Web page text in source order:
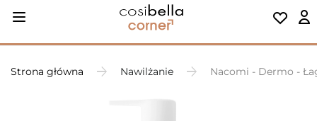
Strona główna Nawilżanie Nacomi - Dermo -